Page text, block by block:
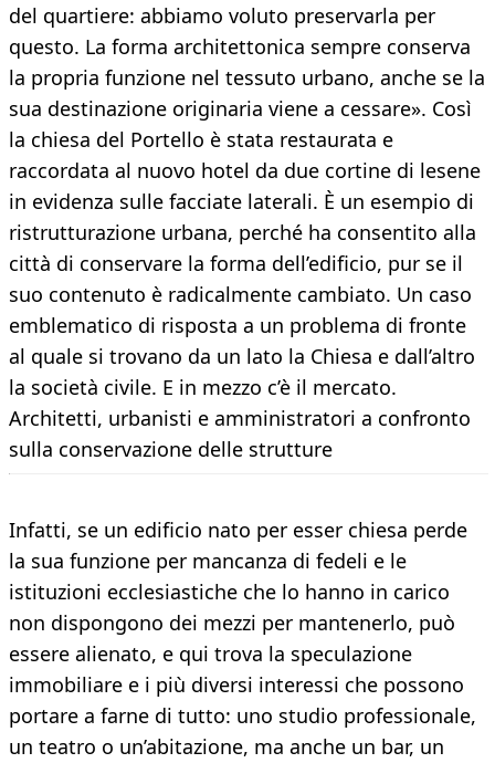
del quartiere: abbiamo voluto preservarla per
questo. La forma architettonica sempre conserva
la propria funzione nel tessuto urbano, anche se la
sua destinazione originaria viene a cessare». Così
la chiesa del Portello è stata restaurata e
raccordata al nuovo hotel da due cortine di lesene
in evidenza sulle facciate laterali. È un esempio di
ristrutturazione urbana, perché ha consentito alla
città di conservare la forma dell’edificio, pur se il
suo contenuto è radicalmente cambiato. Un caso
emblematico di risposta a un problema di fronte
al quale si trovano da un lato la Chiesa e dall’altro
la società civile. E in mezzo c’è il mercato.
Architetti, urbanisti e amministratori a confronto
sulla conservazione delle strutture
Infatti, se un edificio nato per esser chiesa perde
la sua funzione per mancanza di fedeli e le
istituzioni ecclesiastiche che lo hanno in carico
non dispongono dei mezzi per mantenerlo, può
essere alienato, e qui trova la speculazione
immobiliare e i più diversi interessi che possono
portare a farne di tutto: uno studio professionale,
un teatro o un’abitazione, ma anche un bar, un